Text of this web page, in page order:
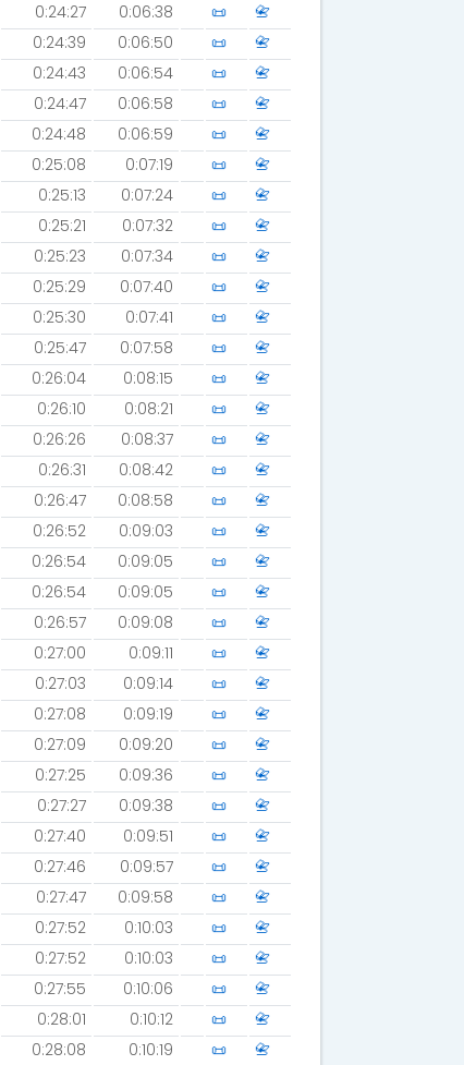
0:24:27 0:06:38 📜
📇
0:24:39 0:06:50 📜
📇
0:24:43 0:06:54 📜
📇
0:24:47 0:06:58 📜
📇
0:24:48 0:06:59 📜
📇
0:25:08 0:07:19 📜
📇
0:25:13 0:07:24 📜
📇
0:25:21 0:07:32 📜
📇
0:25:23 0:07:34 📜
📇
0:25:29 0:07:40 📜
📇
0:25:30 0:07:41 📜
📇
0:25:47 0:07:58 📜
📇
0:26:04 0:08:15 📜
📇
0:26:10 0:08:21 📜
📇
0:26:26 0:08:37 📜
📇
0:26:31 0:08:42 📜
📇
0:26:47 0:08:58 📜
📇
0:26:52 0:09:03 📜
📇
0:26:54 0:09:05 📜
📇
0:26:54 0:09:05 📜
📇
0:26:57 0:09:08 📜
📇
0:27:00 0:09:11 📜
📇
0:27:03 0:09:14 📜
📇
0:27:08 0:09:19 📜
📇
0:27:09 0:09:20 📜
📇
0:27:25 0:09:36 📜
📇
0:27:27 0:09:38 📜
📇
0:27:40 0:09:51 📜
📇
0:27:46 0:09:57 📜
📇
0:27:47 0:09:58 📜
📇
0:27:52 0:10:03 📜
📇
0:27:52 0:10:03 📜
📇
0:27:55 0:10:06 📜
📇
0:28:01 0:10:12 📜
📇
0:28:08 0:10:19 📜
📇